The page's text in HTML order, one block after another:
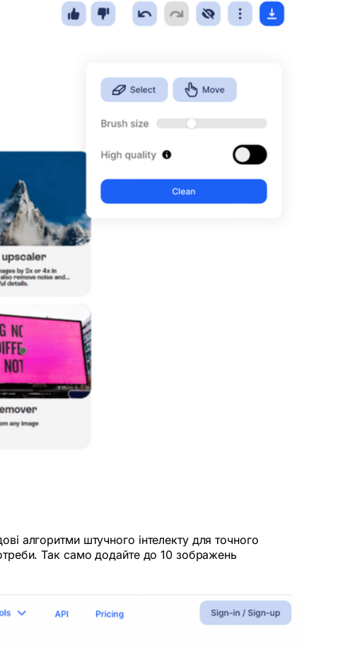
алгоритми штучного інтелекту для точного
Так само додайте до 10 зображень